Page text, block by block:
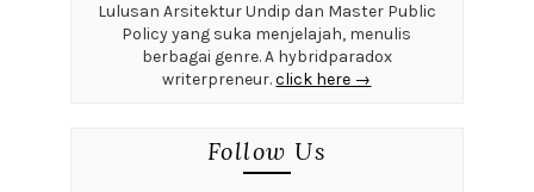
Lulusan Arsitektur Undip dan Master Public
Policy yang suka menjelajah, menulis
berbagai genre. A hybridparadox
writerpreneur.click here →
Follow Us